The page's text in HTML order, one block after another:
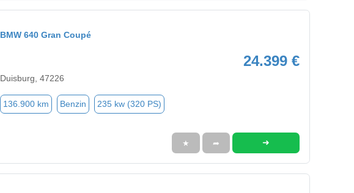
BMW 640 Gran Coupé
24.399 €
Duisburg, 47226
136.900 km Benzin 235 kw (320 PS)
★ ➦ ➜